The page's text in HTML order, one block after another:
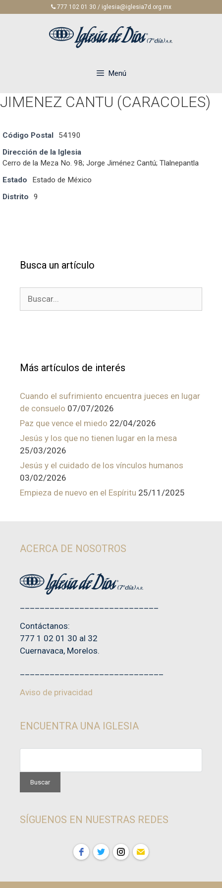
777 102 01 30 / iglesia@iglesia7d.org.mx
Menú
JIMENEZ CANTU (CARACOLES)
Código Postal
54190
Dirección de la Iglesia
Cerro de la Meza No. 98; Jorge Jiménez Cantú; Tlalnepantla
Estado
Estado de México
Distrito
9
Busca un artículo
Más artículos de interés
Cuando el sufrimiento encuentra jueces en lugar
de consuelo 07/07/2026
Paz que vence el miedo 22/04/2026
Jesús y los que no tienen lugar en la mesa
25/03/2026
Jesús y el cuidado de los vínculos humanos
03/02/2026
Empieza de nuevo en el Espíritu 25/11/2025
ACERCA DE NOSOTROS
Contáctanos:
777 1 02 01 30 al 32
Cuernavaca, Morelos.
Aviso de privacidad
ENCUENTRA UNA IGLESIA
SÍGUENOS EN NUESTRAS REDES